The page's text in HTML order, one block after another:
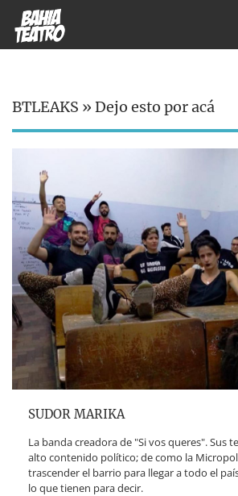
BTLEAKS » Dejo esto por acá
SUDOR MARIKA
La banda creadora de "Si vos queres". Sus
alto contenido político; de como la
trascender el barrio para llegar a todo el
lo que tienen para decir.